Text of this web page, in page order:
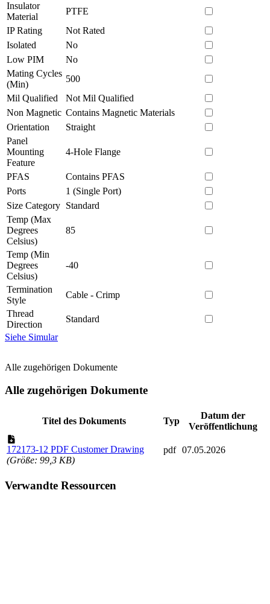
Insulator
Material
PTFE
IP Rating
Not Rated
Isolated
No
Low PIM
No
Mating Cycles
(Min)
500
Mil Qualified
Not Mil Qualified
Non Magnetic Contains Magnetic Materials
Orientation
Straight
Panel
Mounting
Feature
4-Hole Flange
PFAS
Contains PFAS
Ports
1 (Single Port)
Size Category Standard
Temp (Max
Degrees
Celsius)
85
Temp (Min
Degrees
Celsius)
-40
Termination
Style
Cable - Crimp
Thread
Direction
Standard
Siehe Simular
Alle zugehörigen Dokumente
Alle zugehörigen Dokumente
Titel des Dokuments Typ
Datum der
Veröffentlichung
172173-12 PDF Customer Drawing
(Größe: 99,3 KB)
pdf 07.05.2026
Verwandte Ressourcen